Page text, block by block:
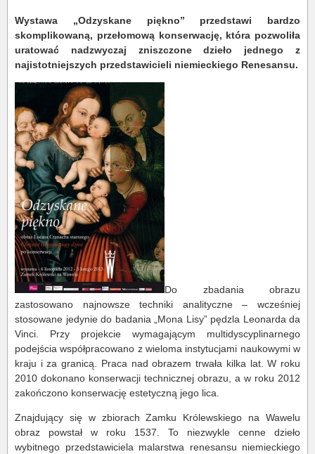
Wystawa „Odzyskane piękno” przedstawi bardzo
skomplikowaną, przełomową konserwację, która pozwoliła
uratować nadzwyczaj zniszczone dzieło jednego z
najistotniejszych przedstawicieli niemieckiego Renesansu.
Do zbadania obrazu
zastosowano najnowsze techniki analityczne – wcześniej
stosowane jedynie do badania „Mona Lisy” pędzla Leonarda da
Vinci. Przy projekcie wymagającym multidyscyplinarnego
podejścia współpracowano z wieloma instytucjami naukowymi w
kraju i za granicą. Praca nad obrazem trwała kilka lat. W roku
2010 dokonano konserwacji technicznej obrazu, a w roku 2012
zakończono konserwację estetyczną jego lica.
Znajdujący się w zbiorach Zamku Królewskiego na Wawelu
obraz powstał w roku 1537. To niezwykle cenne dzieło
wybitnego przedstawiciela malarstwa renesansu niemieckiego